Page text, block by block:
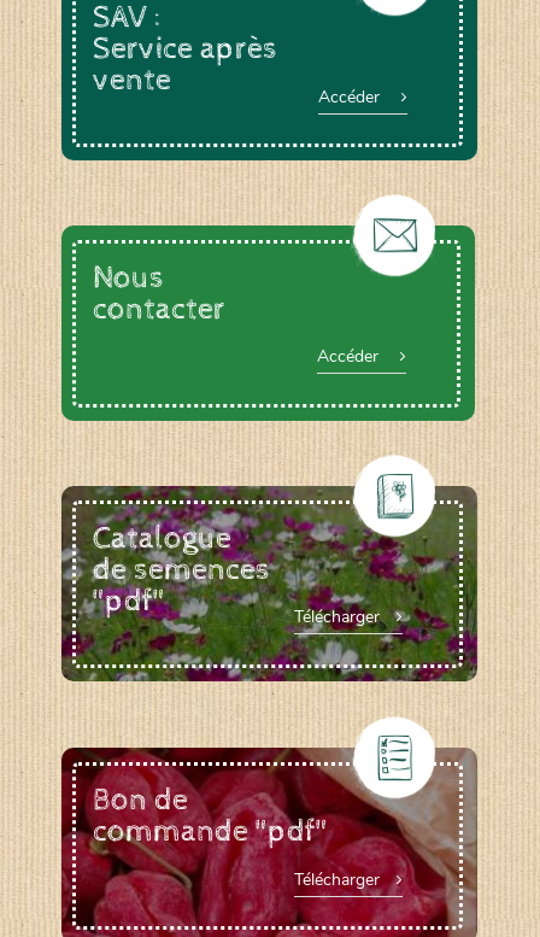
SAV :
Service après
vente
Accéder
Nous
contacter
Accéder
Catalogue
de semences
"pdf"
Télécharger
Bon de
commande "pdf"
Télécharger